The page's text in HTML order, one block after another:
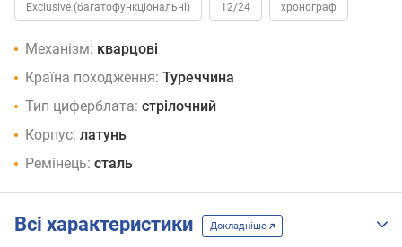
Exclusive (багатофункціональні) 12/24 хронограф
Механізм: кварцові
Країна походження: Туреччина
Тип циферблата: стрілочний
Корпус: латунь
Ремінець: сталь
Всі характеристики Докладніше